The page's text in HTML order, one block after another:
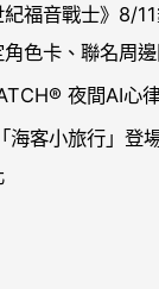
福音戰士》8/
色卡、聯名周
夜間AI心
海客小旅行」登